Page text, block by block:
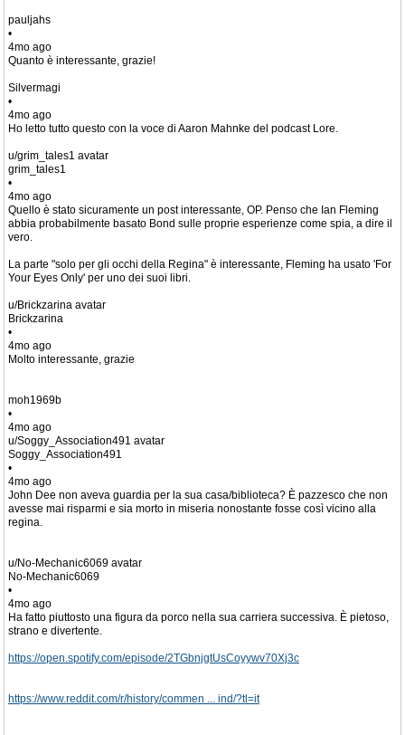
pauljahs
•
4mo ago
Quanto è interessante, grazie!
Silvermagi
•
4mo ago
Ho letto tutto questo con la voce di Aaron Mahnke del podcast Lore.
u/grim_tales1 avatar
grim_tales1
•
4mo ago
Quello è stato sicuramente un post interessante, OP. Penso che Ian Fleming
abbia probabilmente basato Bond sulle proprie esperienze come spia, a dire il
vero.
La parte "solo per gli occhi della Regina" è interessante, Fleming ha usato 'For
Your Eyes Only' per uno dei suoi libri.
u/Brickzarina avatar
Brickzarina
•
4mo ago
Molto interessante, grazie
moh1969b
•
4mo ago
u/Soggy_Association491 avatar
Soggy_Association491
•
4mo ago
John Dee non aveva guardia per la sua casa/biblioteca? È pazzesco che non
avesse mai risparmi e sia morto in miseria nonostante fosse così vicino alla
regina.
u/No-Mechanic6069 avatar
No-Mechanic6069
•
4mo ago
Ha fatto piuttosto una figura da porco nella sua carriera successiva. È pietoso,
strano e divertente.
https://open.spotify.com/episode/2TGbnjgtUsCoyywv70Xj3c
https://www.reddit.com/r/history/commen ... ind/?tl=it